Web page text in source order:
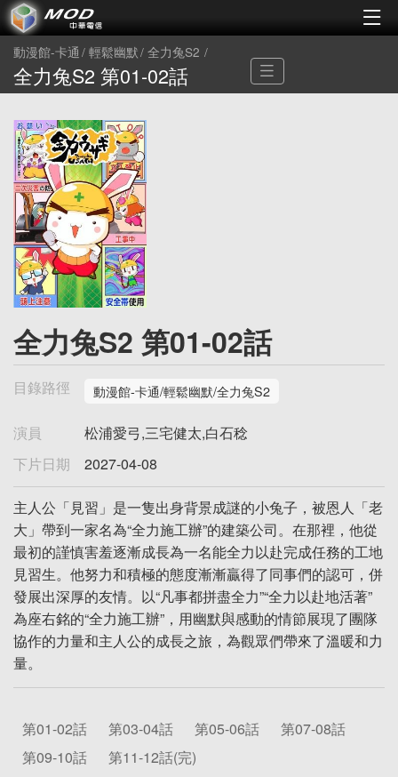
動漫館-卡通 輕鬆幽默 全力兔S2
全力兔S2 第01-02話
全力兔S2 第01-02話
目錄路徑 動漫館-卡通/輕鬆幽默/全力兔S2
演員
松浦愛弓,三宅健太,白石稔
下片日期
2027-04-08
主人公「見習」是一隻出身背景成謎的小兔子，被恩人「老
大」帶到一家名為“全力施工辦”的建築公司。在那裡，他從
最初的謹慎害羞逐漸成長為一名能全力以赴完成任務的工地
見習生。他努力和積極的態度漸漸贏得了同事們的認可，併
發展出深厚的友情。以“凡事都拼盡全力”“全力以赴地活著”
為座右銘的“全力施工辦”，用幽默與感動的情節展現了團隊
協作的力量和主人公的成長之旅，為觀眾們帶來了溫暖和力
量。
第01-02話 第03-04話 第05-06話
第07-08話
第09-10話
第11-12話(完)